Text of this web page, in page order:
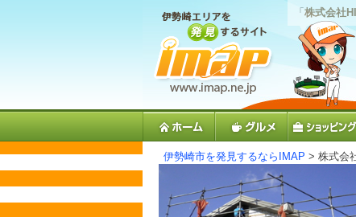
「株式会社
伊勢崎市を発見するならIMAP > 株式会